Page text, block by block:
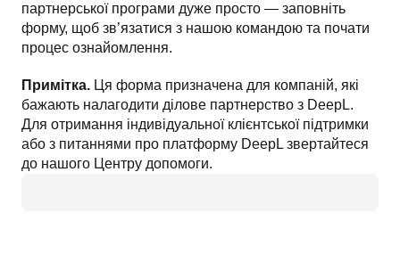
партнерської програми дуже просто — заповніть
форму, щоб зв’язатися з нашою командою та почати
процес ознайомлення.
Примітка. Ця форма призначена для компаній, які
бажають налагодити ділове партнерство з DeepL.
Для отримання індивідуальної клієнтської підтримки
або з питаннями про платформу DeepL звертайтеся
до нашого Центру допомоги.